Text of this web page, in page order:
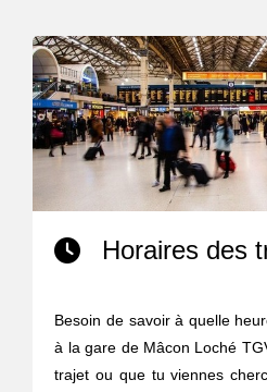
Horaires des
Besoin de savoir à quelle
à la gare de Mâcon Loché
trajet ou que tu viennes